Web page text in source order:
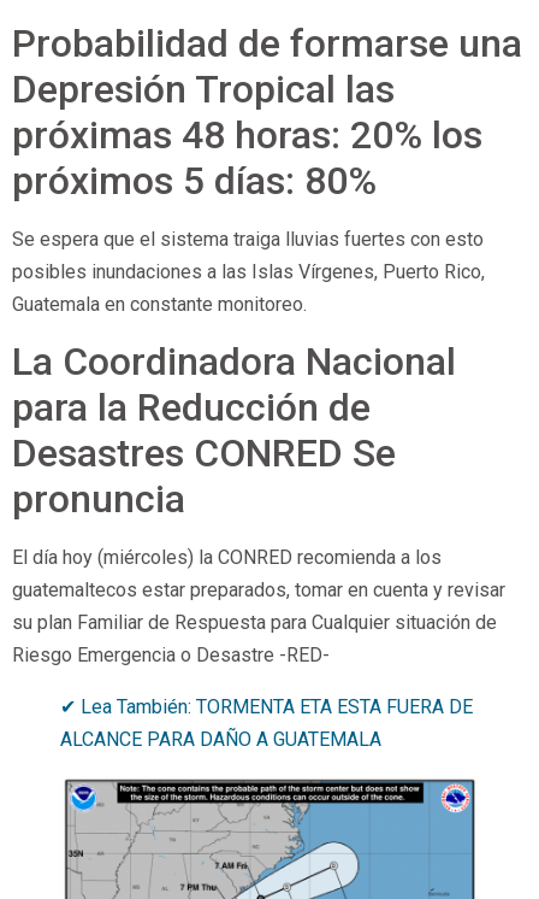
Probabilidad de formarse una
Depresión Tropical las
próximas 48 horas: 20% los
próximos 5 días: 80%
Se espera que el sistema traiga lluvias fuertes con esto
posibles inundaciones a las Islas Vírgenes, Puerto Rico,
Guatemala en constante monitoreo.
La Coordinadora Nacional
para la Reducción de
Desastres CONRED Se
pronuncia
El día hoy (miércoles) la CONRED recomienda a los
guatemaltecos estar preparados, tomar en cuenta y revisar
su plan Familiar de Respuesta para Cualquier situación de
Riesgo Emergencia o Desastre -RED-
✔ Lea También: TORMENTA ETA ESTA FUERA DE
ALCANCE PARA DAÑO A GUATEMALA